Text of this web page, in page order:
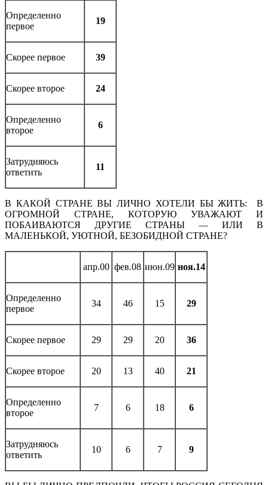
Определенно
первое
19
Скорее первое 39
Скорее второе 24
Определенно
второе
6
Затрудняюсь
ответить
11
В КАКОЙ СТРАНЕ ВЫ ЛИЧНО ХОТЕЛИ БЫ ЖИТЬ: В
ОГРОМНОЙ СТРАНЕ, КОТОРУЮ УВАЖАЮТ И
ПОБАИВАЮТСЯ ДРУГИЕ СТРАНЫ — ИЛИ В
МАЛЕНЬКОЙ, УЮТНОЙ, БЕЗОБИДНОЙ СТРАНЕ?
апр.00 фев.08 июн.09 ноя.14
Определенно
первое
34 46 15 29
Скорее первое 29 29 20 36
Скорее второе 20 13 40 21
Определенно
второе
7 6 18 6
Затрудняюсь
ответить
10 6 7 9